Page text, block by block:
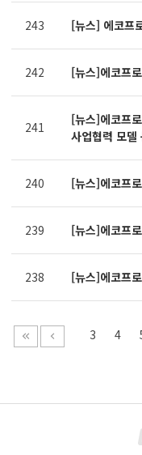
243 [뉴스] 에코프
242 [뉴스]에코프
241
[뉴스]에코프
사업협력 모델
240 [뉴스]에코프
239 [뉴스]에코프
238 [뉴스]에코프
3 4